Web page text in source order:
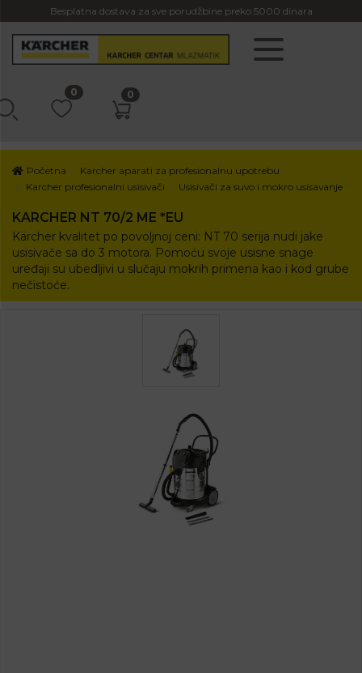
Besplatna dostava za sve porudžbine preko 5000 dinara
0 0
Početna
Karcher aparati za profesionalnu upotrebu
Karcher profesionalni usisivači
Usisivači za suvo i mokro usisavanje
KARCHER NT 70/2 ME *EU
Kärcher kvalitet po povoljnoj ceni: NT 70 serija nudi jake
usisivače sa do 3 motora. Pomoću svoje usisne snage
uređaji su ubedljivi u slučaju mokrih primena kao i kod grube
nečistoće.